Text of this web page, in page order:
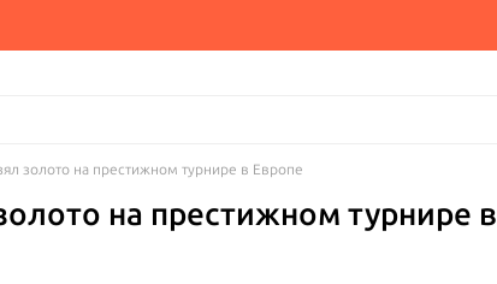
золото на престижном турнире в Европе
на престижном турнире в